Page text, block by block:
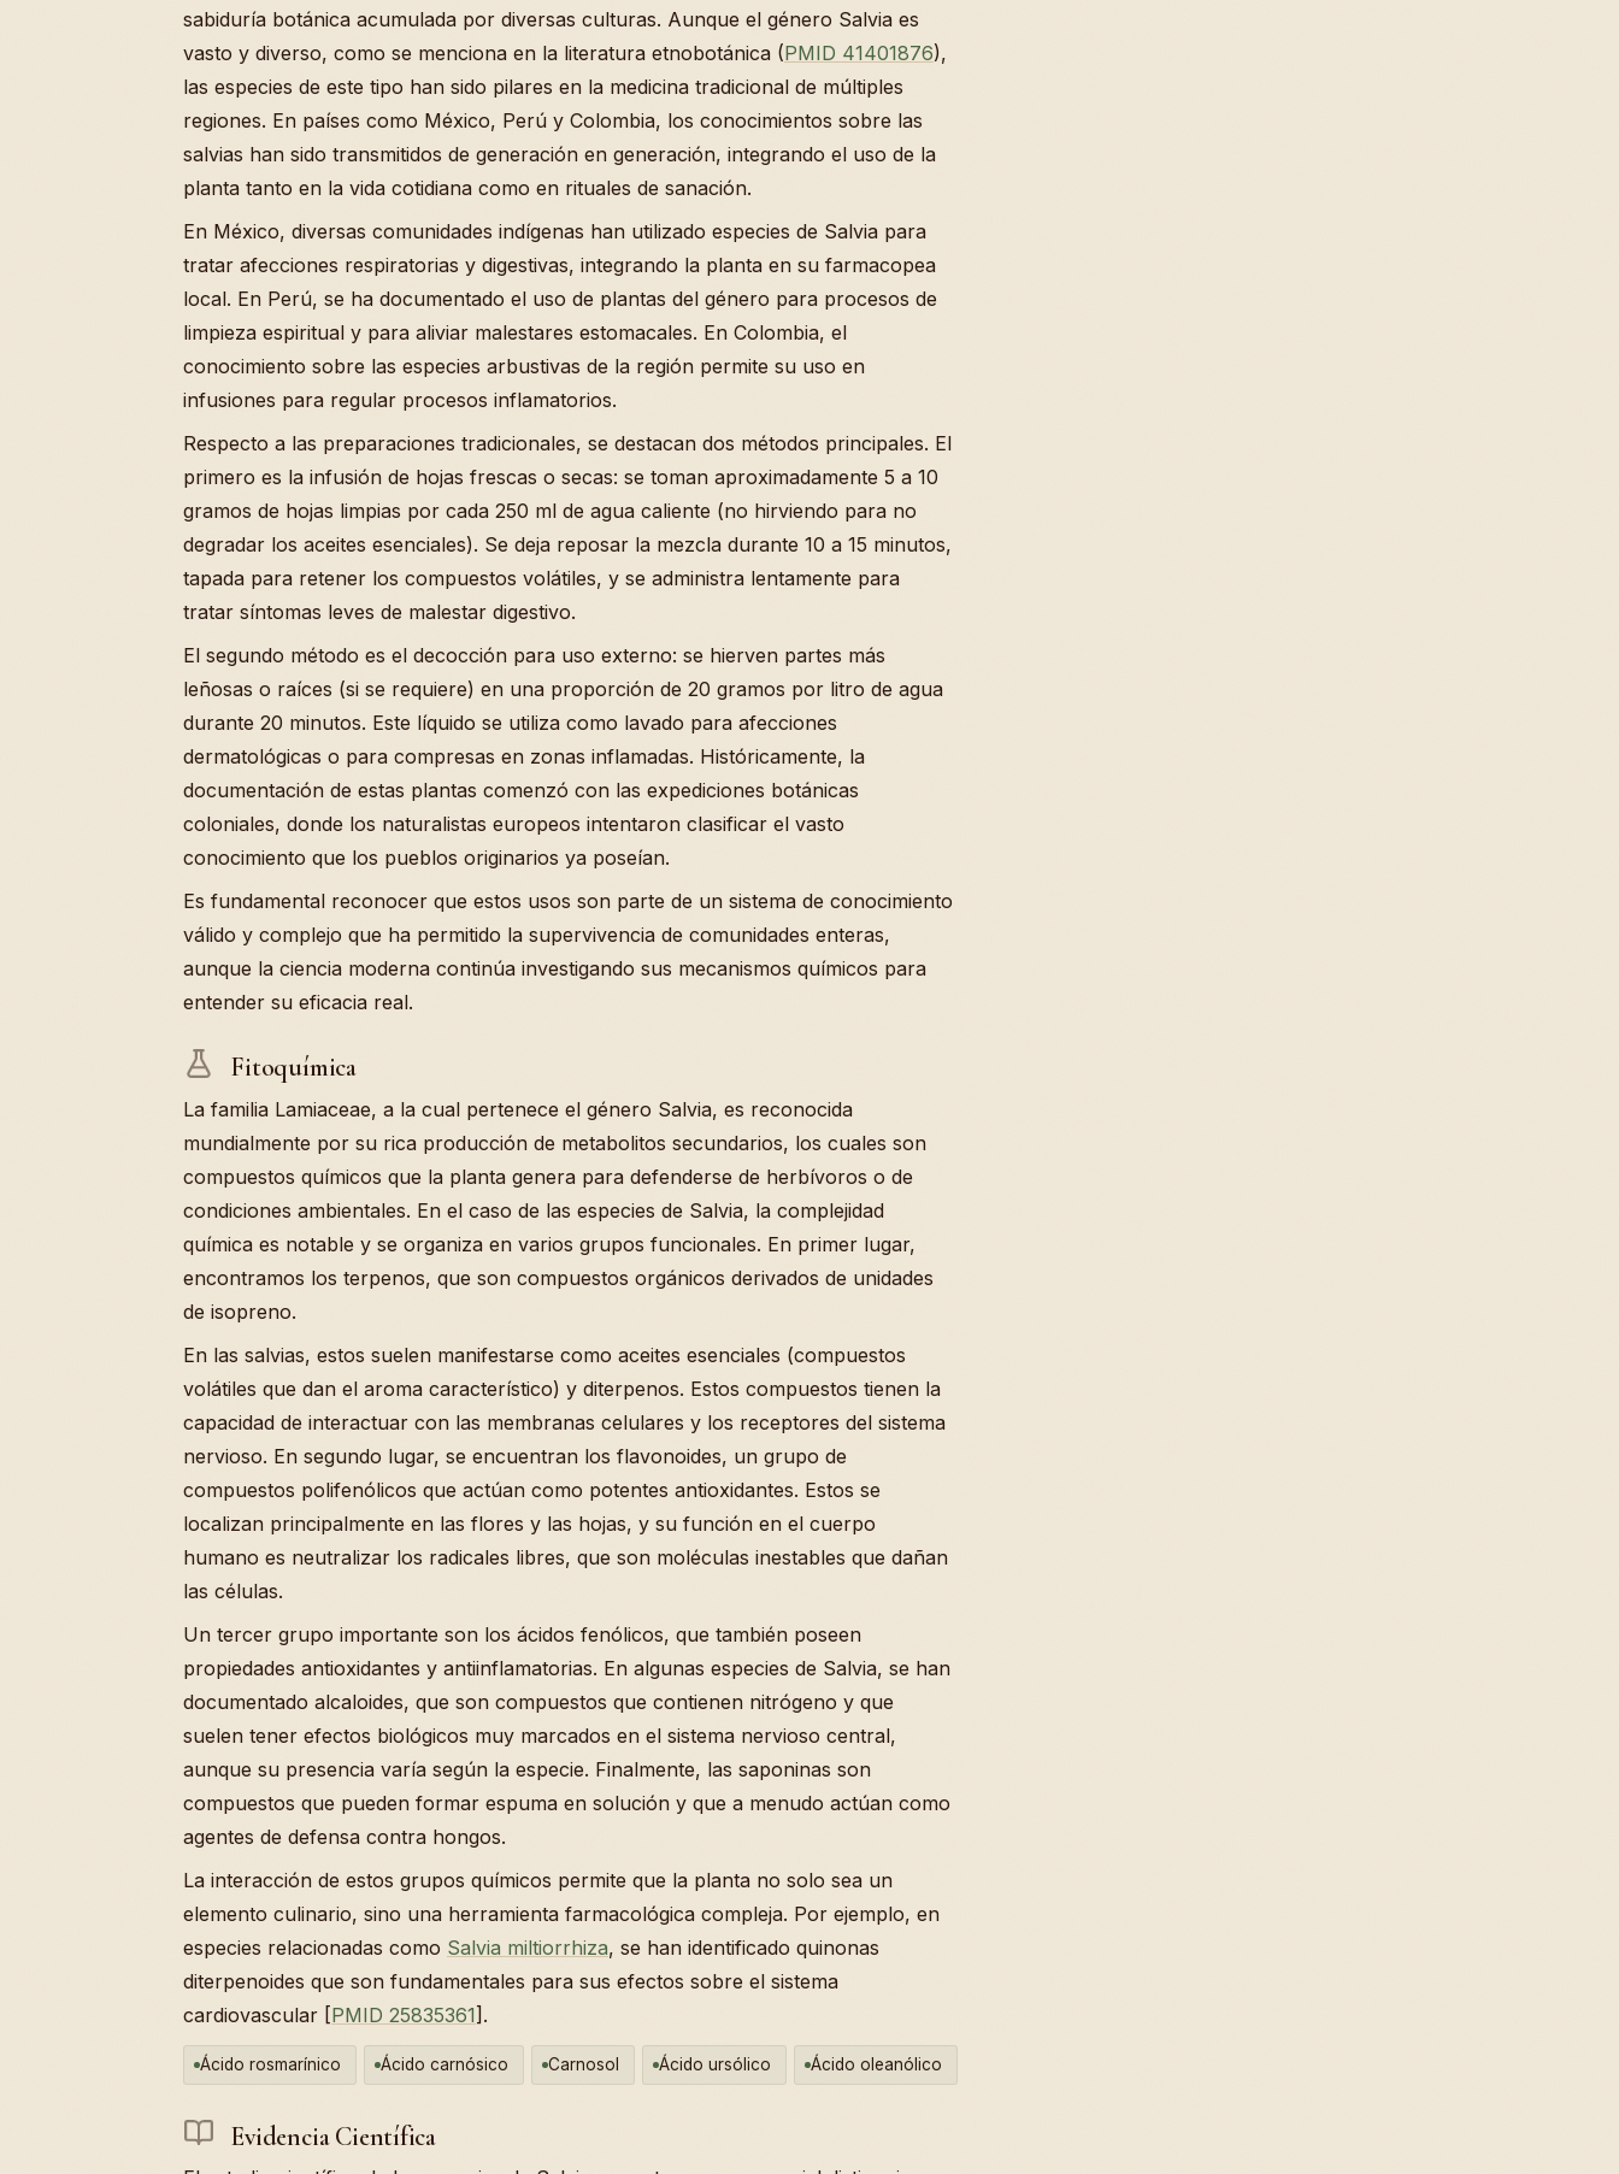
sabiduría botánica acumulada por diversas culturas. Aunque el género Salvia es
vasto y diverso, como se menciona en la literatura etnobotánica (PMID 41401876),
las especies de este tipo han sido pilares en la medicina tradicional de múltiples
regiones. En países como México, Perú y Colombia, los conocimientos sobre las
salvias han sido transmitidos de generación en generación, integrando el uso de la
planta tanto en la vida cotidiana como en rituales de sanación.
En México, diversas comunidades indígenas han utilizado especies de Salvia para
tratar afecciones respiratorias y digestivas, integrando la planta en su farmacopea
local. En Perú, se ha documentado el uso de plantas del género para procesos de
limpieza espiritual y para aliviar malestares estomacales. En Colombia, el
conocimiento sobre las especies arbustivas de la región permite su uso en
infusiones para regular procesos inflamatorios.
Respecto a las preparaciones tradicionales, se destacan dos métodos principales. El
primero es la infusión de hojas frescas o secas: se toman aproximadamente 5 a 10
gramos de hojas limpias por cada 250 ml de agua caliente (no hirviendo para no
degradar los aceites esenciales). Se deja reposar la mezcla durante 10 a 15 minutos,
tapada para retener los compuestos volátiles, y se administra lentamente para
tratar síntomas leves de malestar digestivo.
El segundo método es el decocción para uso externo: se hierven partes más
leñosas o raíces (si se requiere) en una proporción de 20 gramos por litro de agua
durante 20 minutos. Este líquido se utiliza como lavado para afecciones
dermatológicas o para compresas en zonas inflamadas. Históricamente, la
documentación de estas plantas comenzó con las expediciones botánicas
coloniales, donde los naturalistas europeos intentaron clasificar el vasto
conocimiento que los pueblos originarios ya poseían.
Es fundamental reconocer que estos usos son parte de un sistema de conocimiento
válido y complejo que ha permitido la supervivencia de comunidades enteras,
aunque la ciencia moderna continúa investigando sus mecanismos químicos para
entender su eficacia real.
Fitoquímica
La familia Lamiaceae, a la cual pertenece el género Salvia, es reconocida
mundialmente por su rica producción de metabolitos secundarios, los cuales son
compuestos químicos que la planta genera para defenderse de herbívoros o de
condiciones ambientales. En el caso de las especies de Salvia, la complejidad
química es notable y se organiza en varios grupos funcionales. En primer lugar,
encontramos los terpenos, que son compuestos orgánicos derivados de unidades
de isopreno.
En las salvias, estos suelen manifestarse como aceites esenciales (compuestos
volátiles que dan el aroma característico) y diterpenos. Estos compuestos tienen la
capacidad de interactuar con las membranas celulares y los receptores del sistema
nervioso. En segundo lugar, se encuentran los flavonoides, un grupo de
compuestos polifenólicos que actúan como potentes antioxidantes. Estos se
localizan principalmente en las flores y las hojas, y su función en el cuerpo
humano es neutralizar los radicales libres, que son moléculas inestables que dañan
las células.
Un tercer grupo importante son los ácidos fenólicos, que también poseen
propiedades antioxidantes y antiinflamatorias. En algunas especies de Salvia, se han
documentado alcaloides, que son compuestos que contienen nitrógeno y que
suelen tener efectos biológicos muy marcados en el sistema nervioso central,
aunque su presencia varía según la especie. Finalmente, las saponinas son
compuestos que pueden formar espuma en solución y que a menudo actúan como
agentes de defensa contra hongos.
La interacción de estos grupos químicos permite que la planta no solo sea un
elemento culinario, sino una herramienta farmacológica compleja. Por ejemplo, en
especies relacionadas como Salvia miltiorrhiza, se han identificado quinonas
diterpenoides que son fundamentales para sus efectos sobre el sistema
cardiovascular [PMID 25835361].
Ácido rosmarínico Ácido carnósico Carnosol Ácido ursólico Ácido oleanólico
Evidencia Científica